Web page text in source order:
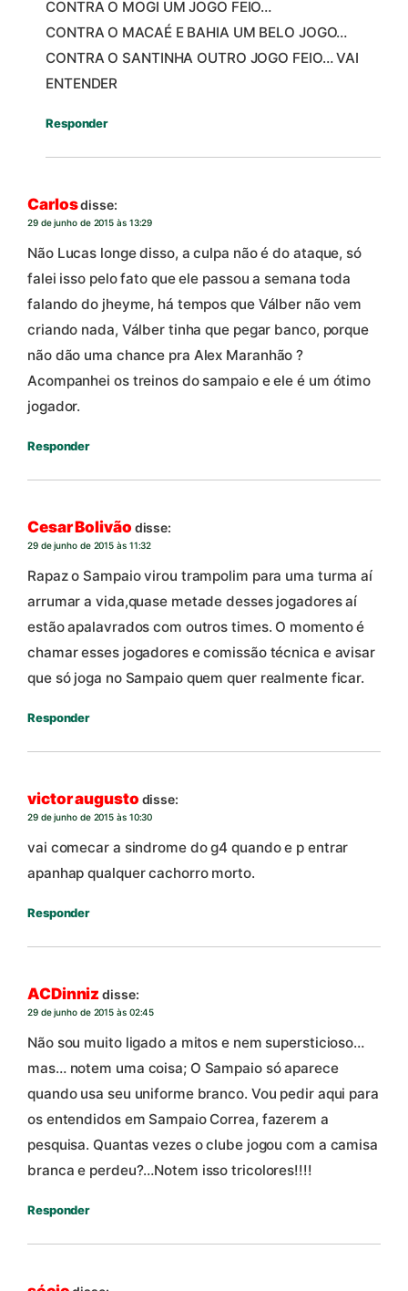
CONTRA O MOGI UM JOGO FEIO…
CONTRA O MACAÉ E BAHIA UM BELO JOGO…
CONTRA O SANTINHA OUTRO JOGO FEIO… VAI
ENTENDER
Responder
Carlosdisse:
29 de junho de 2015 às 13:29
Não Lucas longe disso, a culpa não é do ataque, só
falei isso pelo fato que ele passou a semana toda
falando do jheyme, há tempos que Válber não vem
criando nada, Válber tinha que pegar banco, porque
não dão uma chance pra Alex Maranhão ?
Acompanhei os treinos do sampaio e ele é um ótimo
jogador.
Responder
Cesar Bolivão disse:
29 de junho de 2015 às 11:32
Rapaz o Sampaio virou trampolim para uma turma aí
arrumar a vida,quase metade desses jogadores aí
estão apalavrados com outros times. O momento é
chamar esses jogadores e comissão técnica e avisar
que só joga no Sampaio quem quer realmente ficar.
Responder
victor augusto disse:
29 de junho de 2015 às 10:30
vai comecar a sindrome do g4 quando e p entrar
apanhap qualquer cachorro morto.
Responder
ACDinniz disse:
29 de junho de 2015 às 02:45
Não sou muito ligado a mitos e nem supersticioso…
mas… notem uma coisa; O Sampaio só aparece
quando usa seu uniforme branco. Vou pedir aqui para
os entendidos em Sampaio Correa, fazerem a
pesquisa. Quantas vezes o clube jogou com a camisa
branca e perdeu?…Notem isso tricolores!!!!
Responder